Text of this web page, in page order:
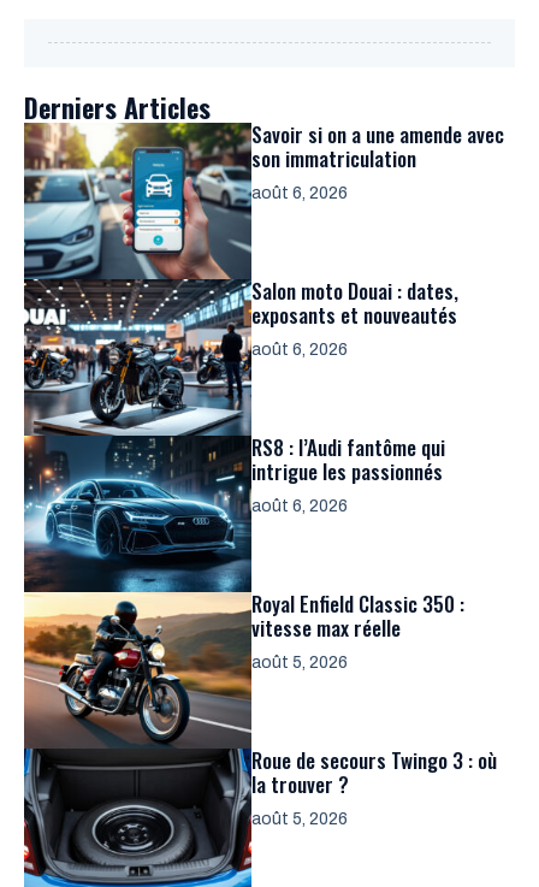
Derniers Articles
Savoir si on a une amende avec
son immatriculation
août 6, 2026
Salon moto Douai : dates,
exposants et nouveautés
août 6, 2026
RS8 : l’Audi fantôme qui
intrigue les passionnés
août 6, 2026
Royal Enfield Classic 350 :
vitesse max réelle
août 5, 2026
Roue de secours Twingo 3 : où
la trouver ?
août 5, 2026